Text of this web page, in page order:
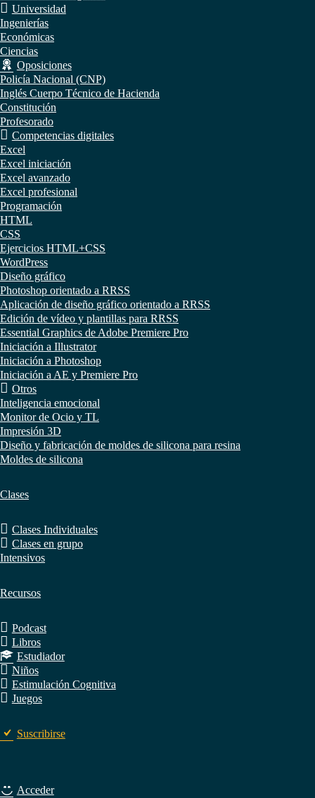
Universidad
Ingenierías
Económicas
Ciencias
Oposiciones
Policía Nacional (CNP)
Inglés Cuerpo Técnico de Hacienda
Constitución
Profesorado
Competencias digitales
Excel
Excel iniciación
Excel avanzado
Excel profesional
Programación
HTML
CSS
Ejercicios HTML+CSS
WordPress
Diseño gráfico
Photoshop orientado a RRSS
Aplicación de diseño gráfico orientado a RRSS
Edición de vídeo y plantillas para RRSS
Essential Graphics de Adobe Premiere Pro
Iniciación a Illustrator
Iniciación a Photoshop
Iniciación a AE y Premiere Pro
Otros
Inteligencia emocional
Monitor de Ocio y TL
Impresión 3D
Diseño y fabricación de moldes de silicona para resina
Moldes de silicona
Clases
Clases Individuales
Clases en grupo
Intensivos
Recursos
Podcast
Libros
Estudiador
Niños
Estimulación Cognitiva
Juegos
Suscribirse
Acceder